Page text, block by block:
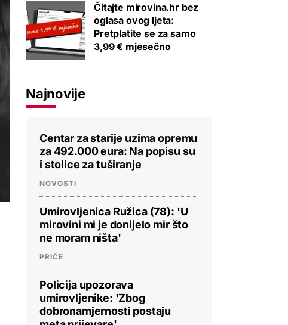
Čitajte mirovina.hr bez
oglasa ovog ljeta:
Pretplatite se za samo
3,99 € mjesečno
Najnovije
Centar za starije uzima opremu
za 492.000 eura: Na popisu su
i stolice za tuširanje
NOVOSTI
Umirovljenica Ružica (78): 'U
mirovini mi je donijelo mir što
ne moram ništa'
PRIČE
Policija upozorava
umirovljenike: 'Zbog
dobronamjernosti postaju